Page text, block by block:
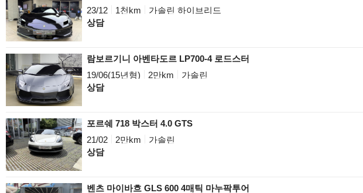
23/12
1천km
가솔린 하이브리드
상담
람보르기니 아벤타도르 LP700-4 로드스터
19/06(15년형)
2만km
가솔린
상담
포르쉐 718 박스터 4.0 GTS
21/02
2만km
가솔린
상담
벤츠 마이바흐 GLS 600 4매틱 마누팍투어